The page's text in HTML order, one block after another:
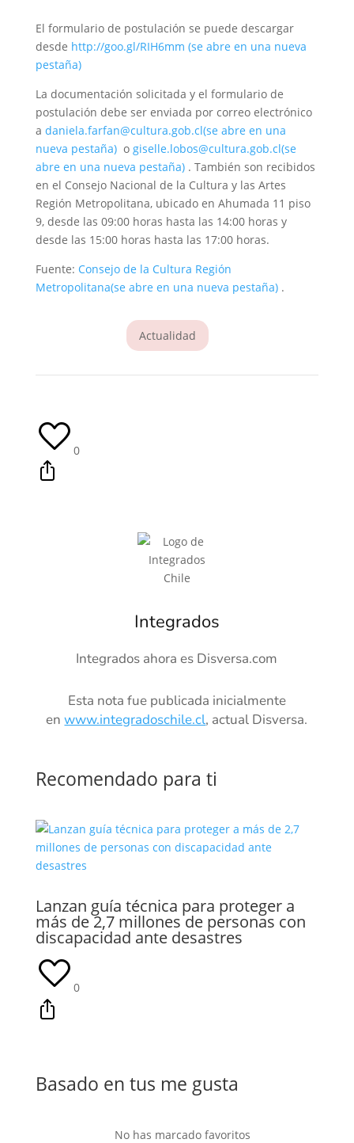
El formulario de postulación se puede descargar
desde http://goo.gl/RIH6mm (se abre en una nueva
pestaña)
La documentación solicitada y el formulario de
postulación debe ser enviada por correo electrónico
a daniela.farfan@cultura.gob.cl(se abre en una
nueva pestaña) o giselle.lobos@cultura.gob.cl(se
abre en una nueva pestaña) . También son recibidos
en el Consejo Nacional de la Cultura y las Artes
Región Metropolitana, ubicado en Ahumada 11 piso
9, desde las 09:00 horas hasta las 14:00 horas y
desde las 15:00 horas hasta las 17:00 horas.
Fuente: Consejo de la Cultura Región
Metropolitana(se abre en una nueva pestaña) .
Actualidad
0
Integrados
Integrados ahora es Disversa.com
Esta nota fue publicada inicialmente
enwww.integradoschile.cl, actual Disversa.
Recomendado para ti
Lanzan guía técnica para proteger a
más de 2,7 millones de personas con
discapacidad ante desastres
0
Basado en tus me gusta
No has marcado favoritos